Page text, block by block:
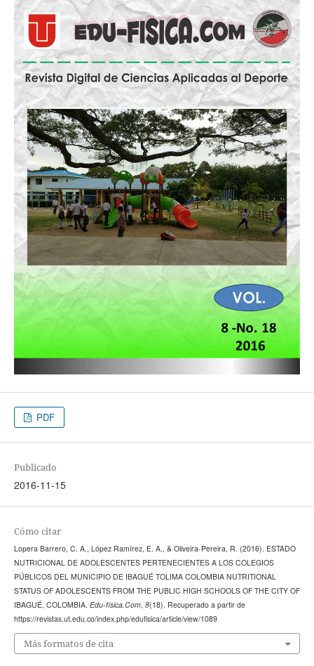
PDF
Publicado
2016-11-15
Cómo citar
Lopera Barrero, C. A., López Ramírez, E. A., & Oliveira-Pereira, R. (2016). ESTADO
NUTRICIONAL DE ADOLESCENTES PERTENECIENTES A LOS COLEGIOS
PÚBLICOS DEL MUNICIPIO DE IBAGUÉ TOLIMA COLOMBIA NUTRITIONAL
STATUS OF ADOLESCENTS FROM THE PUBLIC HIGH SCHOOLS OF THE CITY OF
IBAGUÉ, COLOMBIA. Edu-física.Com, 8(18). Recuperado a partir de
https://revistas.ut.edu.co/index.php/edufisica/article/view/1089
Más formatos de cita